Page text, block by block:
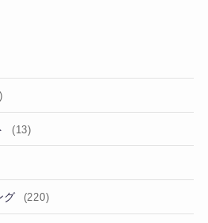
(13)
グ (220)